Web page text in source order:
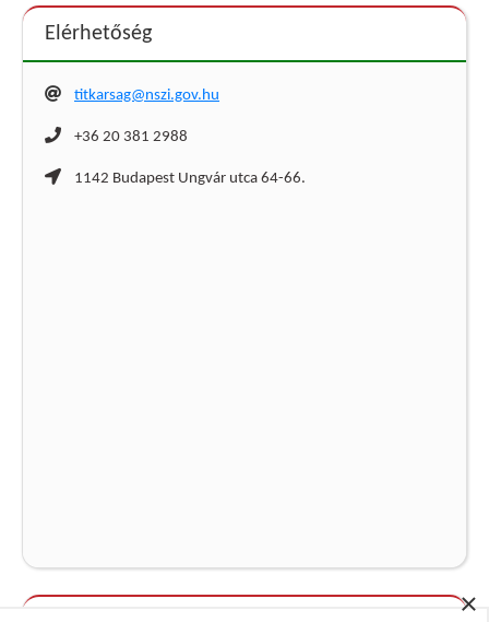
×
Elérhetőség
titkarsag@nszi.gov.hu
+36 20 381 2988
1142 Budapest Ungvár utca 64-66.